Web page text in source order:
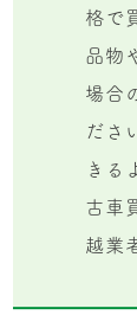
格で
品物
場合
ださ
きる
古車
越業